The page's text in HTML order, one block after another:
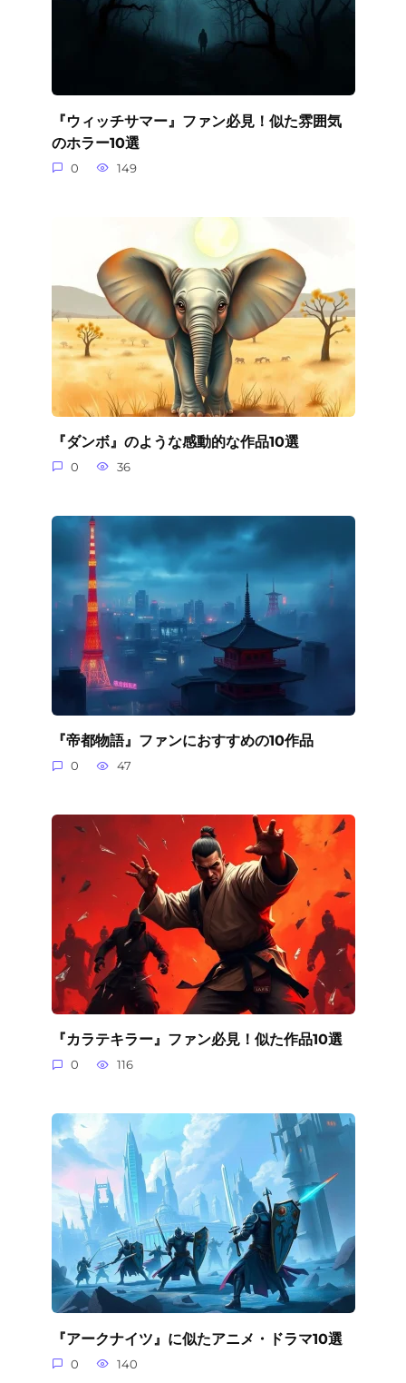
『ウィッチサマー』ファン必見！似た雰囲気
のホラー10選
0 149
『ダンボ』のような感動的な作品10選
0 36
『帝都物語』ファンにおすすめの10作品
0 47
『カラテキラー』ファン必見！似た作品10選
0 116
『アークナイツ』に似たアニメ・ドラマ10選
0 140